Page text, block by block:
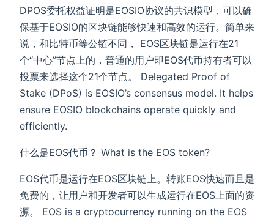
DPOS委托权益证明是EOSIO协议的共识模型，可以确
保基于EOSIO的区块链能够快速和高效的运行。简单来
说，和比特币等公链不同， EOS区块链是运行在21
个“中心”节点上的，普通的用户即EOS代币持有者可以
投票来选择这个21个节点。 Delegated Proof of
Stake (DPoS) is EOSIO’s consensus model. It helps
ensure EOSIO blockchains operate quickly and
efficiently.
什么是EOS代币？ What is the EOS token?
EOS代币是运行在EOS区块链上。转账EOS快速而且是
免费的，让用户和开发者可以生成运行在EOS上面的资
源。 EOS is a cryptocurrency running on the EOS